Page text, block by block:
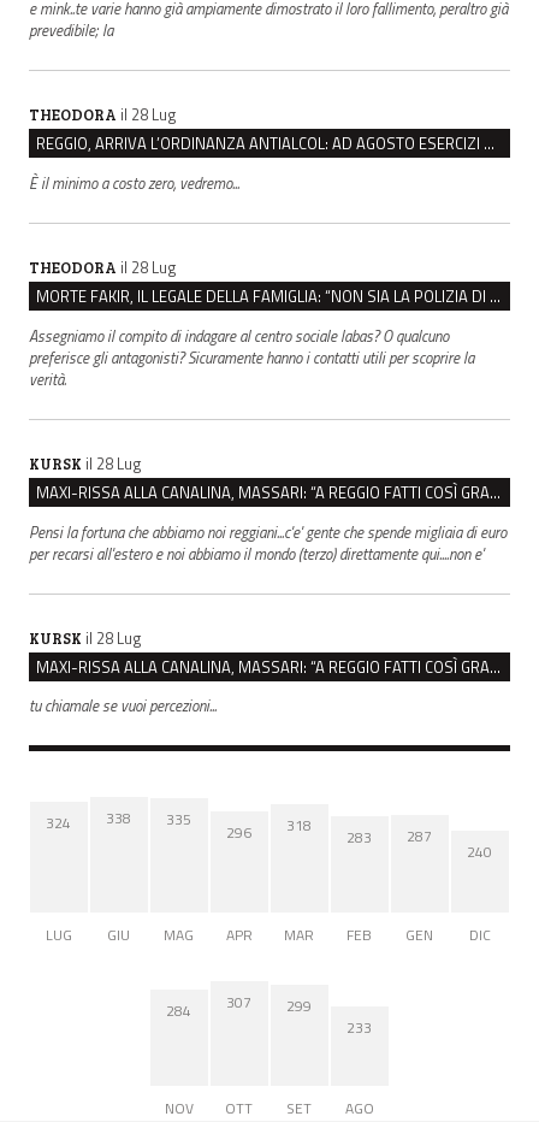
e mink..te varie hanno già ampiamente dimostrato il loro fallimento, peraltro già
prevedibile; la
THEODORA il 28 Lug
REGGIO, ARRIVA L’ORDINANZA ANTIALCOL: AD AGOSTO ESERCIZI DI VICINATO CHIUSI DALLE 22 ALLE 6
È il minimo a costo zero, vedremo...
THEODORA il 28 Lug
MORTE FAKIR, IL LEGALE DELLA FAMIGLIA: “NON SIA LA POLIZIA DI STATO A INDAGARE”
Assegniamo il compito di indagare al centro sociale labas? O qualcuno
preferisce gli antagonisti? Sicuramente hanno i contatti utili per scoprire la
verità.
KURSK il 28 Lug
MAXI-RISSA ALLA CANALINA, MASSARI: “A REGGIO FATTI COSÌ GRAVI NON DEVONO TROVARE SPAZIO”
Pensi la fortuna che abbiamo noi reggiani...c'e' gente che spende migliaia di euro
per recarsi all'estero e noi abbiamo il mondo (terzo) direttamente qui....non e'
KURSK il 28 Lug
MAXI-RISSA ALLA CANALINA, MASSARI: “A REGGIO FATTI COSÌ GRAVI NON DEVONO TROVARE SPAZIO”
tu chiamale se vuoi percezioni...
324
LUG
338
GIU
335
MAG
296
APR
318
MAR
283
FEB
287
GEN
240
DIC
284
NOV
307
OTT
299
SET
233
AGO